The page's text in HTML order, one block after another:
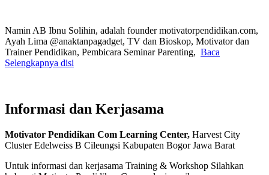
Namin AB Ibnu Solihin, adalah founder motivatorpendidikan.com,
Ayah Lima @anaktanpagadget, TV dan Bioskop, Motivator dan
Trainer Pendidikan, Pembicara Seminar Parenting, Baca
Selengkapnya disi
Informasi dan Kerjasama
Motivator Pendidikan Com Learning Center, Harvest City
Cluster Edelweiss B Cileungsi Kabupaten Bogor Jawa Barat
Untuk informasi dan kerjasama Training & Workshop Silahkan